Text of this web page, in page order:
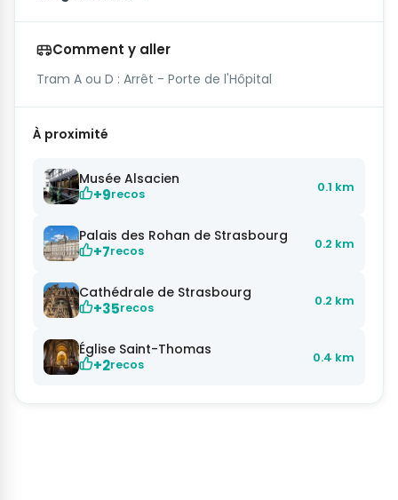
Comment y aller
Tram A ou D : Arrêt - Porte de l'Hôpital
À proximité
Musée Alsacien
+9recos 0.1 km
Palais des Rohan de Strasbourg
+7recos 0.2 km
Cathédrale de Strasbourg
+35recos 0.2 km
Église Saint-Thomas
+2recos 0.4 km